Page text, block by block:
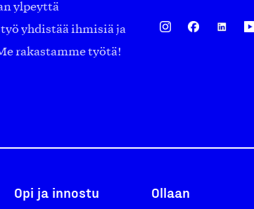
ylpeyttä
yhdistää ihmisiä ja
rakastamme työtä!
Opi ja innostu
Ollaan